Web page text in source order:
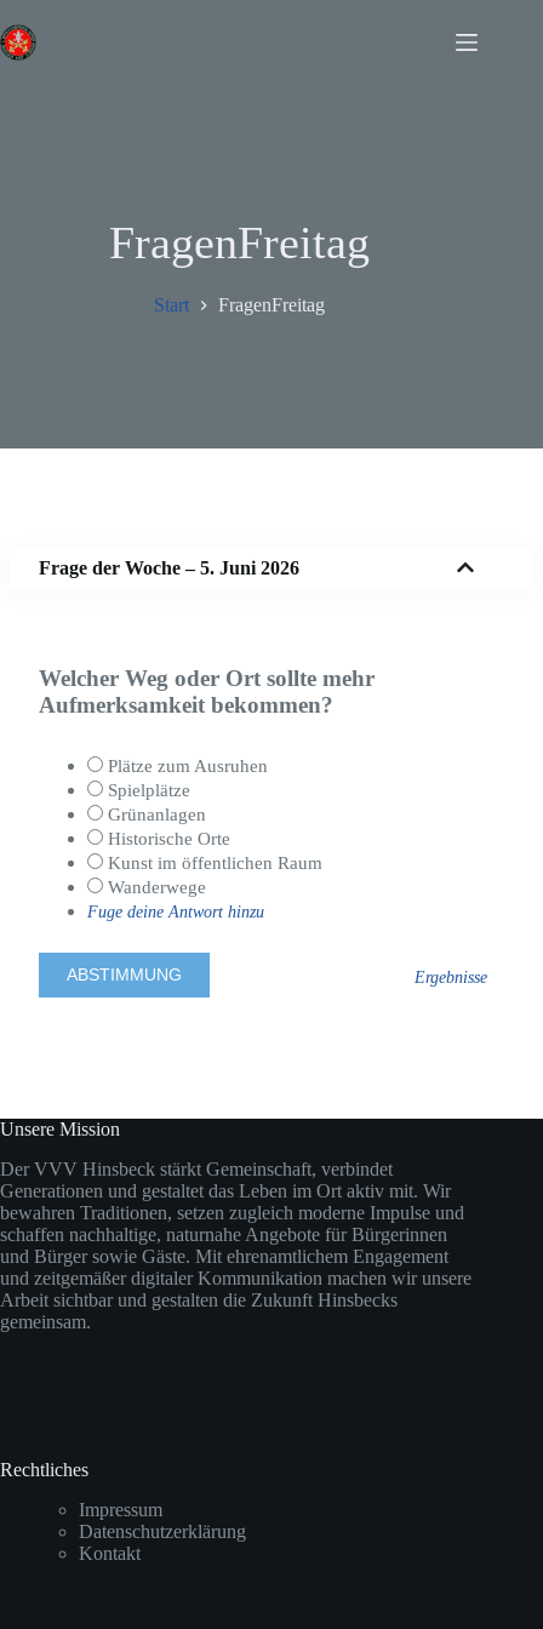
Inhalt
springen
FragenFreitag
Start FragenFreitag
Frage der Woche – 5. Juni 2026
Welcher Weg oder Ort sollte mehr
Aufmerksamkeit bekommen?
Plätze zum Ausruhen
Spielplätze
Grünanlagen
Historische Orte
Kunst im öffentlichen Raum
Wanderwege
Fuge deine Antwort hinzu
Ergebnisse
Unsere Mission
Der VVV Hinsbeck stärkt Gemeinschaft, verbindet
Generationen und gestaltet das Leben im Ort aktiv mit. Wir
bewahren Traditionen, setzen zugleich moderne Impulse und
schaffen nachhaltige, naturnahe Angebote für Bürgerinnen
und Bürger sowie Gäste. Mit ehrenamtlichem Engagement
und zeitgemäßer digitaler Kommunikation machen wir unsere
Arbeit sichtbar und gestalten die Zukunft Hinsbecks
gemeinsam.
Rechtliches
Impressum
Datenschutzerklärung
Kontakt